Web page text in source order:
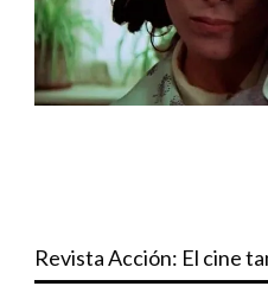
Revista Acción: El cine